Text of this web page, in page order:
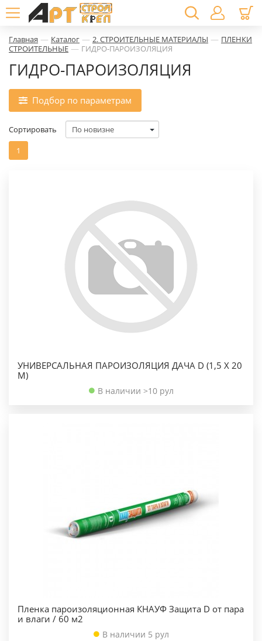
Главная — Каталог — 2. СТРОИТЕЛЬНЫЕ МАТЕРИАЛЫ — ПЛЕНКИ
СТРОИТЕЛЬНЫЕ — ГИДРО-ПАРОИЗОЛЯЦИЯ
ГИДРО-ПАРОИЗОЛЯЦИЯ
Подбор по параметрам
1
Сортировать
УНИВЕРСАЛЬНАЯ ПАРОИЗОЛЯЦИЯ ДАЧА D (1,5 X 20
М)
В наличии >10 рул
Пленка пароизоляционная КНАУФ Защита D от пара
и влаги / 60 м2
В наличии 5 рул